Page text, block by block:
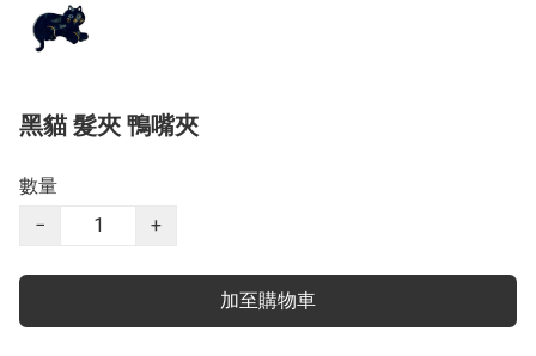
黑貓 髮夾 鴨嘴夾
數量
−
+
加至購物車